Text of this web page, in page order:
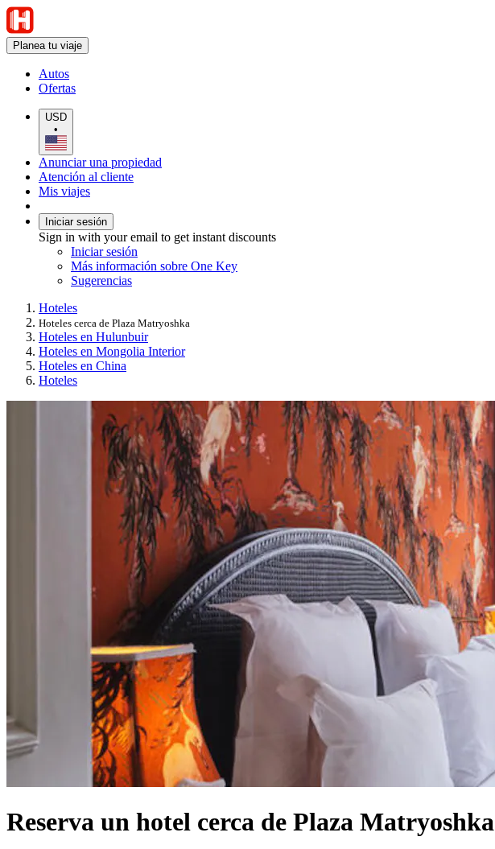
Planea tu viaje
Autos
Ofertas
USD
•
Anunciar una propiedad
Atención al cliente
Mis viajes
Iniciar sesión
Sign in with your email to get instant discounts
Iniciar sesión
Más información sobre One Key
Sugerencias
Hoteles
Hoteles cerca de Plaza Matryoshka
Hoteles en Hulunbuir
Hoteles en Mongolia Interior
Hoteles en China
Hoteles
Reserva un hotel cerca de Plaza Matryoshka